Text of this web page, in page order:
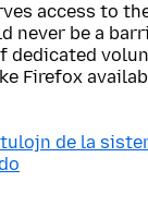
access to
never be a
dedicated
Firefox
de la